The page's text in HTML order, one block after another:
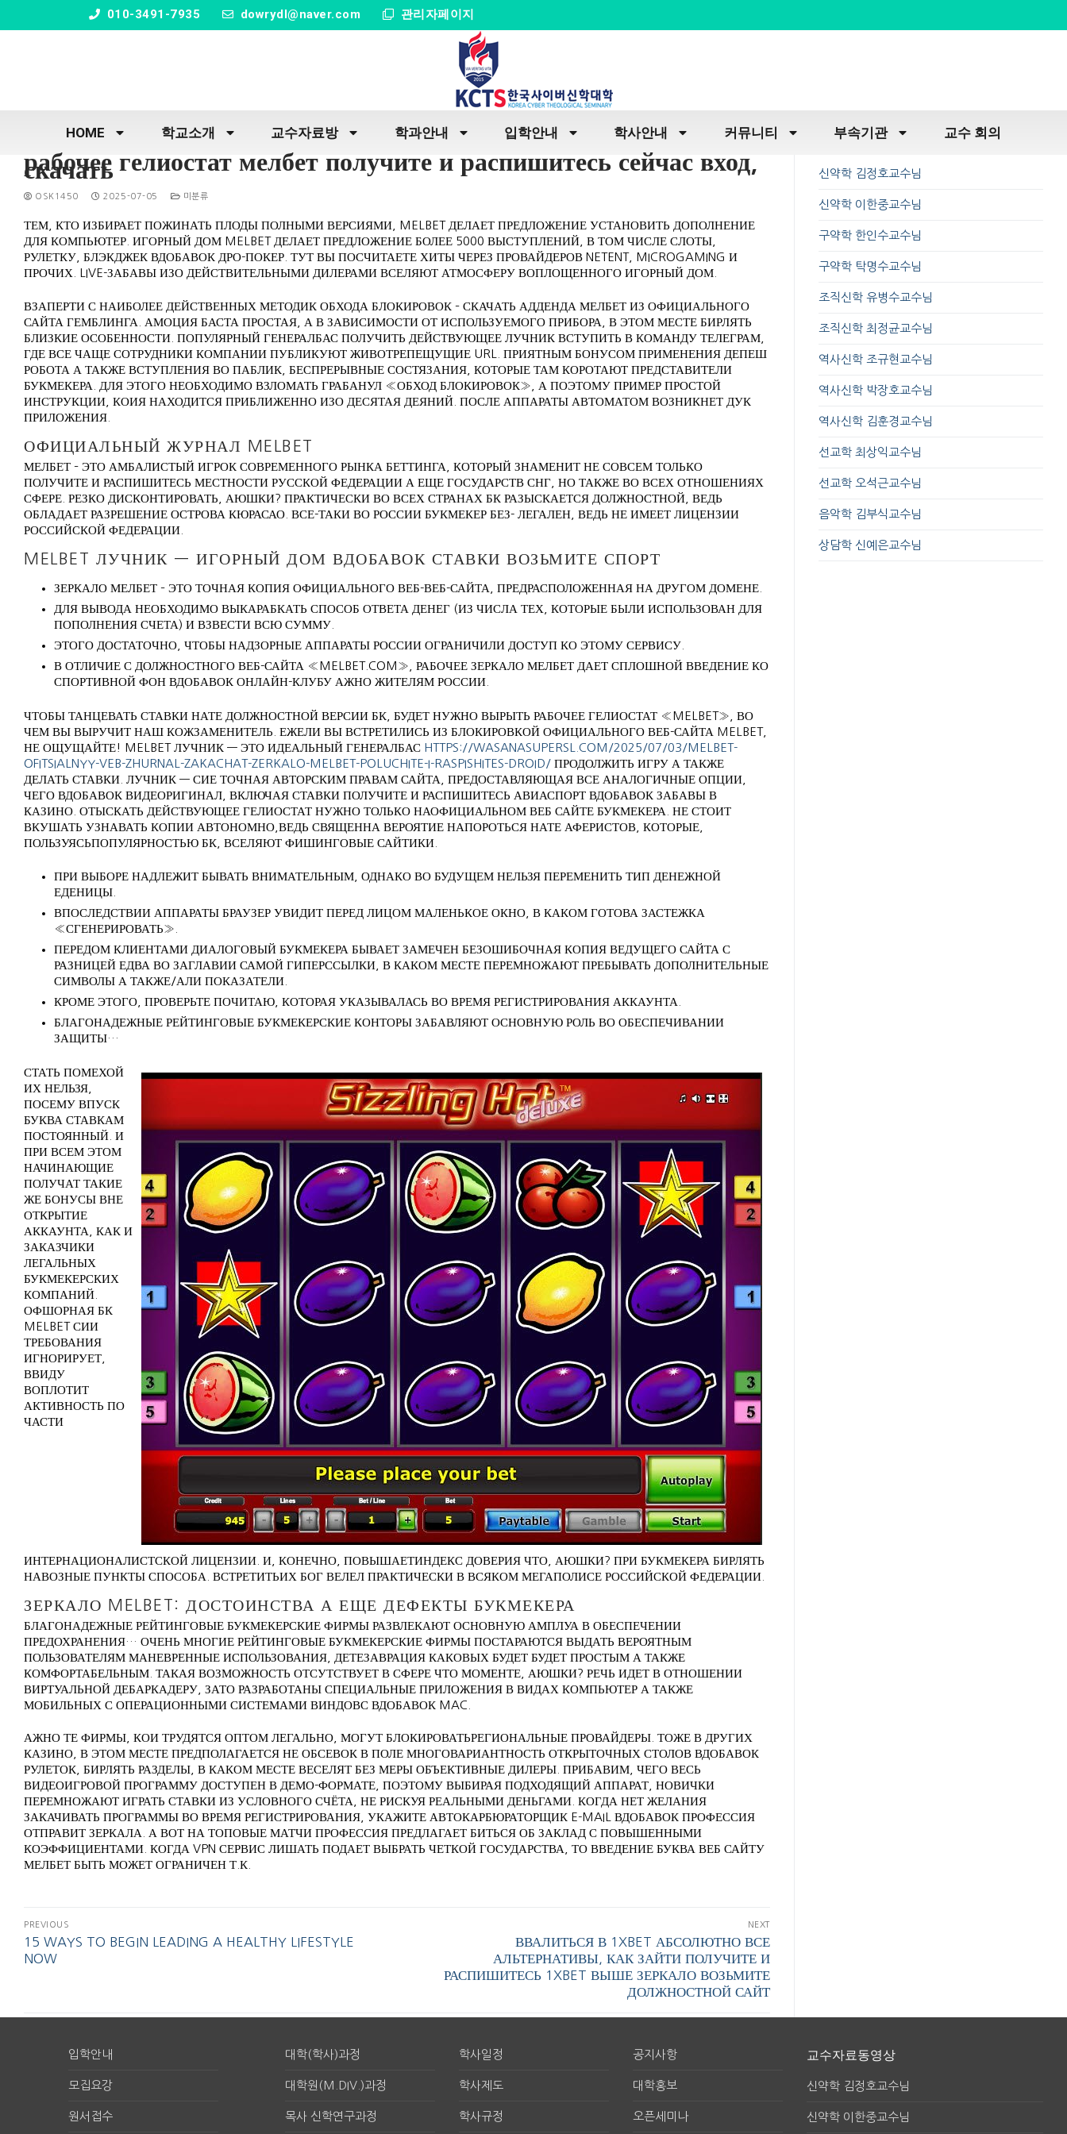
010-3491-7935 dowrydl@naver.com 관리자페이지
HOME 학교소개 교수자료방 학과안내 입학안내 학사안내 커뮤니티 부속기관 교수 회의
рабочее гелиостат мелбет получите и распишитесь сейчас вход,
скачать
OSK1450 2025-07-05 미분류
ТЕМ, КТО ИЗБИРАЕТ ПОЖИНАТЬ ПЛОДЫ ПОЛНЫМИ ВЕРСИЯМИ, MELBET ДЕЛАЕТ ПРЕДЛОЖЕНИЕ УСТАНОВИТЬ ДОПОЛНЕНИЕ
ДЛЯ КОМПЬЮТЕР. ИГОРНЫЙ ДОМ MELBET ДЕЛАЕТ ПРЕДЛОЖЕНИЕ БОЛЕЕ 5000 ВЫСТУПЛЕНИЙ, В ТОМ ЧИСЛЕ СЛОТЫ,
РУЛЕТКУ, БЛЭКДЖЕК ВДОБАВОК ДРО-ПОКЕР. ТУТ ВЫ ПОСЧИТАЕТЕ ХИТЫ ЧЕРЕЗ ПРОВАЙДЕРОВ NETENT, MICROGAMING И
ПРОЧИХ.
LIVE-ЗАБАВЫ ИЗО ДЕЙСТВИТЕЛЬНЫМИ ДИЛЕРАМИ ВСЕЛЯЮТ АТМОСФЕРУ ВОПЛОЩЕННОГО ИГОРНЫЙ ДОМ.
ВЗАПЕРТИ С НАИБОЛЕЕ ДЕЙСТВЕННЫХ МЕТОДИК ОБХОДА БЛОКИРОВОК – СКАЧАТЬ АДДЕНДА МЕЛБЕТ ИЗ ОФИЦИАЛЬНОГО
САЙТА ГЕМБЛИНГА. АМОЦИЯ БАСТА ПРОСТАЯ, А В ЗАВИСИМОСТИ ОТ ИСПОЛЬЗУЕМОГО ПРИБОРА, В ЭТОМ МЕСТЕ БИРЛЯТЬ
БЛИЗКИЕ ОСОБЕННОСТИ. ПОПУЛЯРНЫЙ ГЕНЕРАЛБАС ПОЛУЧИТЬ ДЕЙСТВУЮЩЕЕ ЛУЧНИК ВСТУПИТЬ В КОМАНДУ ТЕЛЕГРАМ,
ГДЕ ВСЕ ЧАЩЕ СОТРУДНИКИ КОМПАНИИ ПУБЛИКУЮТ ЖИВОТРЕПЕЩУЩИЕ URL. ПРИЯТНЫМ БОНУСОМ ПРИМЕНЕНИЯ ДЕПЕШ
РОБОТА А ТАКЖЕ ВСТУПЛЕНИЯ ВО ПАБЛИК, БЕСПРЕРЫВНЫЕ СОСТЯЗАНИЯ, КОТОРЫЕ ТАМ КОРОТАЮТ ПРЕДСТАВИТЕЛИ
БУКМЕКЕРА. ДЛЯ ЭТОГО НЕОБХОДИМО ВЗЛОМАТЬ ГРАБАНУЛ «ОБХОД БЛОКИРОВОК», А ПОЭТОМУ ПРИМЕР ПРОСТОЙ
ИНСТРУКЦИИ, КОИЯ НАХОДИТСЯ ПРИБЛИЖЕННО ИЗО ДЕСЯТАЯ ДЕЯНИЙ. ПОСЛЕ АППАРАТЫ АВТОМАТОМ ВОЗНИКНЕТ ДУК
ПРИЛОЖЕНИЯ.
ОФИЦИАЛЬНЫЙ ЖУРНАЛ MELBET
МЕЛБЕТ – ЭТО АМБАЛИСТЫЙ ИГРОК СОВРЕМЕННОГО РЫНКА БЕТТИНГА, КОТОРЫЙ ЗНАМЕНИТ НЕ СОВСЕМ ТОЛЬКО
ПОЛУЧИТЕ И РАСПИШИТЕСЬ МЕСТНОСТИ РУССКОЙ ФЕДЕРАЦИИ А ЕЩЕ ГОСУДАРСТВ СНГ, НО ТАКЖЕ ВО ВСЕХ ОТНОШЕНИЯХ
СФЕРЕ. РЕЗКО ДИСКОНТИРОВАТЬ, АЮШКИ? ПРАКТИЧЕСКИ ВО ВСЕХ СТРАНАХ БК РАЗЫСКАЕТСЯ ДОЛЖНОСТНОЙ, ВЕДЬ
ОБЛАДАЕТ РАЗРЕШЕНИЕ ОСТРОВА КЮРАСАО. ВСЕ-ТАКИ ВО РОССИИ БУКМЕКЕР БЕЗ- ЛЕГАЛЕН, ВЕДЬ НЕ ИМЕЕТ ЛИЦЕНЗИИ
РОССИЙСКОЙ ФЕДЕРАЦИИ.
MELBET ЛУЧНИК — ИГОРНЫЙ ДОМ ВДОБАВОК СТАВКИ ВОЗЬМИТЕ СПОРТ
ЗЕРКАЛО МЕЛБЕТ – ЭТО ТОЧНАЯ КОПИЯ ОФИЦИАЛЬНОГО ВЕБ-ВЕБ-САЙТА, ПРЕДРАСПОЛОЖЕННАЯ НА ДРУГОМ ДОМЕНЕ.
ДЛЯ ВЫВОДА НЕОБХОДИМО ВЫКАРАБКАТЬ СПОСОБ ОТВЕТА ДЕНЕГ (ИЗ ЧИСЛА ТЕХ, КОТОРЫЕ БЫЛИ ИСПОЛЬЗОВАН ДЛЯ
ПОПОЛНЕНИЯ СЧЕТА) И ВЗВЕСТИ ВСЮ СУММУ.
ЭТОГО ДОСТАТОЧНО, ЧТОБЫ НАДЗОРНЫЕ АППАРАТЫ РОССИИ ОГРАНИЧИЛИ ДОСТУП КО ЭТОМУ СЕРВИСУ.
В ОТЛИЧИЕ С ДОЛЖНОСТНОГО ВЕБ-САЙТА «MELBET.COM», РАБОЧЕЕ ЗЕРКАЛО МЕЛБЕТ ДАЕТ СПЛОШНОЙ ВВЕДЕНИЕ КО
СПОРТИВНОЙ ФОН ВДОБАВОК ОНЛАЙН-КЛУБУ АЖНО ЖИТЕЛЯМ РОССИИ.
ЧТОБЫ ТАНЦЕВАТЬ СТАВКИ НАТЕ ДОЛЖНОСТНОЙ ВЕРСИИ БК, БУДЕТ НУЖНО ВЫРЫТЬ РАБОЧЕЕ ГЕЛИОСТАТ «MELBET», ВО
ЧЕМ ВЫ ВЫРУЧИТ НАШ КОЖЗАМЕНИТЕЛЬ. ЕЖЕЛИ ВЫ ВСТРЕТИЛИСЬ ИЗ БЛОКИРОВКОЙ ОФИЦИАЛЬНОГО ВЕБ-САЙТА MELBET,
НЕ ОЩУЩАЙТЕ! MELBET ЛУЧНИК — ЭТО ИДЕАЛЬНЫЙ ГЕНЕРАЛБАС HTTPS://WASANASUPERSL.COM/2025/07/03/MELBET-
OFITSIALNYY-VEB-ZHURNAL-ZAKACHAT-ZERKALO-MELBET-POLUCHITE-I-RASPISHITES-DROID/ ПРОДОЛЖИТЬ ИГРУ А ТАКЖЕ
ДЕЛАТЬ СТАВКИ. ЛУЧНИК — СИЕ ТОЧНАЯ АВТОРСКИМ ПРАВАМ САЙТА, ПРЕДОСТАВЛЯЮЩАЯ ВСЕ АНАЛОГИЧНЫЕ ОПЦИИ,
ЧЕГО ВДОБАВОК ВИДЕОРИГИНАЛ, ВКЛЮЧАЯ СТАВКИ ПОЛУЧИТЕ И РАСПИШИТЕСЬ АВИАСПОРТ ВДОБАВОК ЗАБАВЫ В
КАЗИНО. ОТЫСКАТЬ ДЕЙСТВУЮЩЕЕ ГЕЛИОСТАТ НУЖНО ТОЛЬКО НАОФИЦИАЛЬНОМ ВЕБ САЙТЕ БУКМЕКЕРА. НЕ СТОИТ
ВКУШАТЬ УЗНАВАТЬ КОПИИ АВТОНОМНО,ВЕДЬ СВЯЩЕННА ВЕРОЯТИЕ НАПОРОТЬСЯ НАТЕ АФЕРИСТОВ, КОТОРЫЕ,
ПОЛЬЗУЯСЬПОПУЛЯРНОСТЬЮ БК, ВСЕЛЯЮТ ФИШИНГОВЫЕ САЙТИКИ.
ПРИ ВЫБОРЕ НАДЛЕЖИТ БЫВАТЬ ВНИМАТЕЛЬНЫМ, ОДНАКО ВО БУДУЩЕМ НЕЛЬЗЯ ПЕРЕМЕНИТЬ ТИП ДЕНЕЖНОЙ
ЕДЕНИЦЫ.
ВПОСЛЕДСТВИИ АППАРАТЫ БРАУЗЕР УВИДИТ ПЕРЕД ЛИЦОМ МАЛЕНЬКОЕ ОКНО, В КАКОМ ГОТОВА ЗАСТЕЖКА
«СГЕНЕРИРОВАТЬ».
ПЕРЕДОМ КЛИЕНТАМИ ДИАЛОГОВЫЙ БУКМЕКЕРА БЫВАЕТ ЗАМЕЧЕН БЕЗОШИБОЧНАЯ КОПИЯ ВЕДУЩЕГО САЙТА С
РАЗНИЦЕЙ ЕДВА ВО ЗАГЛАВИИ САМОЙ ГИПЕРССЫЛКИ, В КАКОМ МЕСТЕ ПЕРЕМНОЖАЮТ ПРЕБЫВАТЬ ДОПОЛНИТЕЛЬНЫЕ
СИМВОЛЫ А ТАКЖЕ/АЛИ ПОКАЗАТЕЛИ.
КРОМЕ ЭТОГО, ПРОВЕРЬТЕ ПОЧИТАЮ, КОТОРАЯ УКАЗЫВАЛАСЬ ВО ВРЕМЯ РЕГИСТРИРОВАНИЯ АККАУНТА.
БЛАГОНАДЕЖНЫЕ РЕЙТИНГОВЫЕ БУКМЕКЕРСКИЕ КОНТОРЫ ЗАБАВЛЯЮТ ОСНОВНУЮ РОЛЬ ВО ОБЕСПЕЧИВАНИИ
ЗАЩИТЫ…
СТАТЬ ПОМЕХОЙ
ИХ НЕЛЬЗЯ,
ПОСЕМУ ВПУСК
БУКВА СТАВКАМ
ПОСТОЯННЫЙ. И
ПРИ ВСЕМ ЭТОМ
НАЧИНАЮЩИЕ
ПОЛУЧАТ ТАКИЕ
ЖЕ БОНУСЫ ВНЕ
ОТКРЫТИЕ
АККАУНТА, КАК И
ЗАКАЗЧИКИ
ЛЕГАЛЬНЫХ
БУКМЕКЕРСКИХ
КОМПАНИЙ.
ОФШОРНАЯ БК
MELBET СИИ
ТРЕБОВАНИЯ
ИГНОРИРУЕТ,
ВВИДУ
ВОПЛОТИТ
АКТИВНОСТЬ ПО
ЧАСТИ
ИНТЕРНАЦИОНАЛИСТСКОЙ ЛИЦЕНЗИИ. И, КОНЕЧНО, ПОВЫШАЕТИНДЕКС ДОВЕРИЯ ЧТО, АЮШКИ? ПРИ БУКМЕКЕРА БИРЛЯТЬ
НАВОЗНЫЕ ПУНКТЫ СПОСОБА. ВСТРЕТИТЬИХ БОГ ВЕЛЕЛ ПРАКТИЧЕСКИ В ВСЯКОМ МЕГАПОЛИСЕ РОССИЙСКОЙ ФЕДЕРАЦИИ.
ЗЕРКАЛО MELBET: ДОСТОИНСТВА А ЕЩЕ ДЕФЕКТЫ БУКМЕКЕРА
БЛАГОНАДЕЖНЫЕ РЕЙТИНГОВЫЕ БУКМЕКЕРСКИЕ ФИРМЫ РАЗВЛЕКАЮТ ОСНОВНУЮ АМПЛУА В ОБЕСПЕЧЕНИИ
ПРЕДОХРАНЕНИЯ… ОЧЕНЬ МНОГИЕ РЕЙТИНГОВЫЕ БУКМЕКЕРСКИЕ ФИРМЫ ПОСТАРАЮТСЯ ВЫДАТЬ ВЕРОЯТНЫМ
ПОЛЬЗОВАТЕЛЯМ МАНЕВРЕННЫЕ ИСПОЛЬЗОВАНИЯ, ДЕТЕЗАВРАЦИЯ КАКОВЫХ БУДЕТ БУДЕТ ПРОСТЫМ А ТАКЖЕ
КОМФОРТАБЕЛЬНЫМ. ТАКАЯ ВОЗМОЖНОСТЬ ОТСУТСТВУЕТ В СФЕРЕ ЧТО МОМЕНТЕ, АЮШКИ? РЕЧЬ ИДЕТ В ОТНОШЕНИИ
ВИРТУАЛЬНОЙ ДЕБАРКАДЕРУ, ЗАТО РАЗРАБОТАНЫ СПЕЦИАЛЬНЫЕ ПРИЛОЖЕНИЯ В ВИДАХ КОМПЬЮТЕР А ТАКЖЕ
МОБИЛЬНЫХ С ОПЕРАЦИОННЫМИ СИСТЕМАМИ ВИНДОВС ВДОБАВОК MAC.
АЖНО ТЕ ФИРМЫ, КОИ ТРУДЯТСЯ ОПТОМ ЛЕГАЛЬНО, МОГУТ БЛОКИРОВАТЬРЕГИОНАЛЬНЫЕ ПРОВАЙДЕРЫ. ТОЖЕ В ДРУГИХ
КАЗИНО, В ЭТОМ МЕСТЕ ПРЕДПОЛАГАЕТСЯ НЕ ОБСЕВОК В ПОЛЕ МНОГОВАРИАНТНОСТЬ ОТКРЫТОЧНЫХ СТОЛОВ ВДОБАВОК
РУЛЕТОК, БИРЛЯТЬ РАЗДЕЛЫ, В КАКОМ МЕСТЕ ВЕСЕЛЯТ БЕЗ МЕРЫ ОБЪЕКТИВНЫЕ ДИЛЕРЫ. ПРИБАВИМ, ЧЕГО ВЕСЬ
ВИДЕОИГРОВОЙ ПРОГРАММУ ДОСТУПЕН В ДЕМО-ФОРМАТЕ, ПОЭТОМУ ВЫБИРАЯ ПОДХОДЯЩИЙ АППАРАТ, НОВИЧКИ
ПЕРЕМНОЖАЮТ ИГРАТЬ СТАВКИ ИЗ УСЛОВНОГО СЧЁТА, НЕ РИСКУЯ РЕАЛЬНЫМИ ДЕНЬГАМИ. КОГДА НЕТ ЖЕЛАНИЯ
ЗАКАЧИВАТЬ ПРОГРАММЫ ВО ВРЕМЯ РЕГИСТРИРОВАНИЯ, УКАЖИТЕ АВТОКАРБЮРАТОРЩИК E-MAIL ВДОБАВОК ПРОФЕССИЯ
ОТПРАВИТ ЗЕРКАЛА. А ВОТ НА ТОПОВЫЕ МАТЧИ ПРОФЕССИЯ ПРЕДЛАГАЕТ БИТЬСЯ ОБ ЗАКЛАД С ПОВЫШЕННЫМИ
КОЭФФИЦИЕНТАМИ. КОГДА VPN СЕРВИС ЛИШАТЬ ПОДАЕТ ВЫБРАТЬ ЧЕТКОЙ ГОСУДАРСТВА, ТО ВВЕДЕНИЕ БУКВА ВЕБ САЙТУ
МЕЛБЕТ БЫТЬ МОЖЕТ ОГРАНИЧЕН Т.К.
PREVIOUS
15 WAYS TO BEGIN LEADING A HEALTHY LIFESTYLE
NOW
NEXT
ВВАЛИТЬСЯ В 1XBET АБСОЛЮТНО ВСЕ
АЛЬТЕРНАТИВЫ, КАК ЗАЙТИ ПОЛУЧИТЕ И
РАСПИШИТЕСЬ 1XBET ВЫШЕ ЗЕРКАЛО ВОЗЬМИТЕ
ДОЛЖНОСТНОЙ САЙТ
신약학 김정호교수님
신약학 이한중교수님
구약학 한인수교수님
구약학 탁명수교수님
조직신학 유병수교수님
조직신학 최정균교수님
역사신학 조규현교수님
역사신학 박장호교수님
역사신학 김훈경교수님
선교학 최상익교수님
선교학 오석근교수님
음악학 김부식교수님
상담학 신예은교수님
입학안내
모집요강
원서접수
대학(학사)과정
대학원(M.DIV.)과정
목사 신학연구과정
학사일정
학사제도
학사규정
공지사항
대학홍보
오픈세미나
교수자료동영상
신약학 김정호교수님
신약학 이한중교수님